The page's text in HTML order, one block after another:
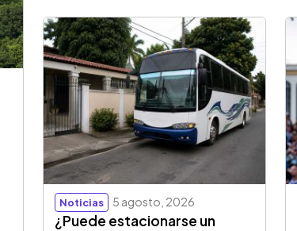
Noticias 5 agosto, 2026
¿Puede estacionarse un